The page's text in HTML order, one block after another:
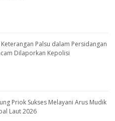
Palsu dalam Persidangan
Dilaporkan Kepolisi
Priok Sukses Melayani Arus Mudik
Laut 2026